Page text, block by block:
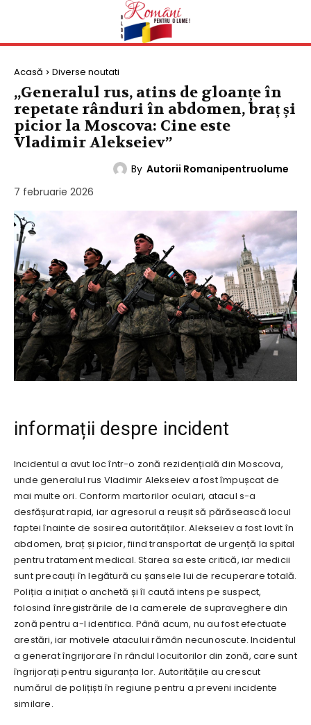
Acasă Diverse noutati
„Generalul rus, atins de gloanțe în
repetate rânduri în abdomen, braț și
picior la Moscova: Cine este
Vladimir Alekseiev”
By Autorii Romanipentruolume
7 februarie 2026
informații despre incident
Incidentul a avut loc într-o zonă rezidențială din Moscova,
unde generalul rus Vladimir Alekseiev a fost împușcat de
mai multe ori. Conform martorilor oculari, atacul s-a
desfășurat rapid, iar agresorul a reușit să părăsească locul
faptei înainte de sosirea autorităților. Alekseiev a fost lovit în
abdomen, braț și picior, fiind transportat de urgență la spital
pentru tratament medical. Starea sa este critică, iar medicii
sunt precauți în legătură cu șansele lui de recuperare totală.
Poliția a inițiat o anchetă și îl caută intens pe suspect,
folosind înregistrările de la camerele de supraveghere din
zonă pentru a-l identifica. Până acum, nu au fost efectuate
arestări, iar motivele atacului rămân necunoscute. Incidentul
a generat îngrijorare în rândul locuitorilor din zonă, care sunt
îngrijorați pentru siguranța lor. Autoritățile au crescut
numărul de polițiști în regiune pentru a preveni incidente
similare.